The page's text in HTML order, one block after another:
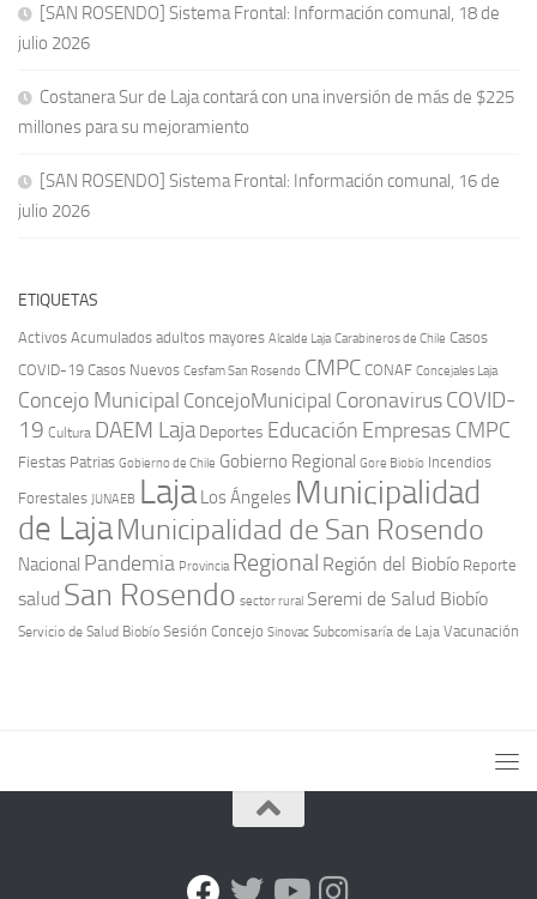
[SAN ROSENDO] Sistema Frontal: Información comunal, 18 de
julio 2026
Costanera Sur de Laja contará con una inversión de más de $225
millones para su mejoramiento
[SAN ROSENDO] Sistema Frontal: Información comunal, 16 de
julio 2026
ETIQUETAS
Activos Acumulados adultos mayores Alcalde Laja Carabineros de Chile Casos
COVID-19 Casos Nuevos Cesfam San Rosendo CMPC CONAF Concejales Laja
Concejo Municipal ConcejoMunicipal CoronavirusCOVID-
19 Cultura DAEM Laja Deportes Educación Empresas CMPC
Fiestas Patrias Gobierno de Chile Gobierno Regional Gore Biobío Incendios
Forestales JUNAEB Laja Los Ángeles Municipalidad
de LajaMunicipalidad de San Rosendo
Nacional Pandemia Provincia Regional Región del Biobío Reporte
salud San Rosendo sector rural Seremi de Salud Biobío
Servicio de Salud Biobío Sesión Concejo Sinovac Subcomisaría de Laja Vacunación